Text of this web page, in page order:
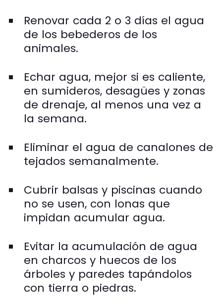
Renovar cada 2 o 3 días el agua
de los bebederos de los
animales.
Echar agua, mejor si es caliente,
en sumideros, desagües y zonas
de drenaje, al menos una vez a
la semana.
Eliminar el agua de canalones de
tejados semanalmente.
Cubrir balsas y piscinas cuando
no se usen, con lonas que
impidan acumular agua.
Evitar la acumulación de agua
en charcos y huecos de los
árboles y paredes tapándolos
con tierra o piedras.